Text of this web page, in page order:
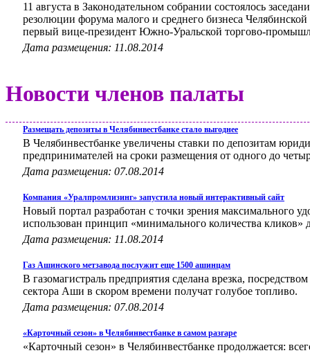
11 августа в Законодательном собрании состоялось
резолюции форума малого и среднего бизнеса
первый вице-президент Южно-Уральской торгово-
Дата размещения: 11.08.2014
Новости членов палаты
Размещать депозиты в Челябинвестбанке стало выгоднее
В Челябинвестбанке увеличены ставки по депозитам
предпринимателей на сроки размещения от одного до
Дата размещения: 07.08.2014
Компания «Уралпромлизинг» запустила новый интерактивный сайт
Новый портал разработан с точки зрения максимального
использован принцип «минимального количества кликов»
Дата размещения: 11.08.2014
Газ Ашинского метзавода послужит еще 1500 ашинцам
В газомагистраль предприятия сделана врезка,
сектора Аши в скором времени получат голубое топливо.
Дата размещения: 07.08.2014
«Карточный сезон» в Челябинвестбанке в самом разгаре
«Карточный сезон» в Челябинвестбанке продолжается: